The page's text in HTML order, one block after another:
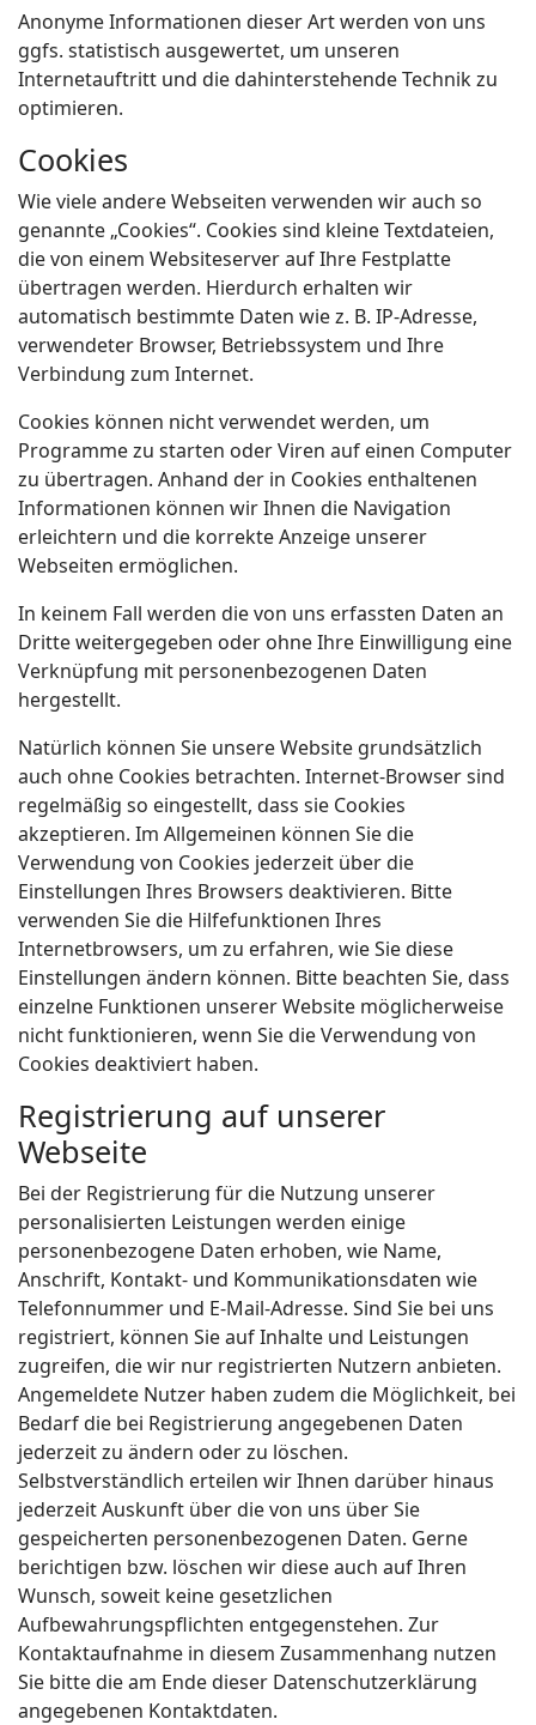
Anonyme Informationen dieser Art werden von uns
ggfs. statistisch ausgewertet, um unseren
Internetauftritt und die dahinterstehende Technik zu
optimieren.
Cookies
Wie viele andere Webseiten verwenden wir auch so
genannte „Cookies“. Cookies sind kleine Textdateien,
die von einem Websiteserver auf Ihre Festplatte
übertragen werden. Hierdurch erhalten wir
automatisch bestimmte Daten wie z. B. IP-Adresse,
verwendeter Browser, Betriebssystem und Ihre
Verbindung zum Internet.
Cookies können nicht verwendet werden, um
Programme zu starten oder Viren auf einen Computer
zu übertragen. Anhand der in Cookies enthaltenen
Informationen können wir Ihnen die Navigation
erleichtern und die korrekte Anzeige unserer
Webseiten ermöglichen.
In keinem Fall werden die von uns erfassten Daten an
Dritte weitergegeben oder ohne Ihre Einwilligung eine
Verknüpfung mit personenbezogenen Daten
hergestellt.
Natürlich können Sie unsere Website grundsätzlich
auch ohne Cookies betrachten. Internet-Browser sind
regelmäßig so eingestellt, dass sie Cookies
akzeptieren. Im Allgemeinen können Sie die
Verwendung von Cookies jederzeit über die
Einstellungen Ihres Browsers deaktivieren. Bitte
verwenden Sie die Hilfefunktionen Ihres
Internetbrowsers, um zu erfahren, wie Sie diese
Einstellungen ändern können. Bitte beachten Sie, dass
einzelne Funktionen unserer Website möglicherweise
nicht funktionieren, wenn Sie die Verwendung von
Cookies deaktiviert haben.
Registrierung auf unserer
Webseite
Bei der Registrierung für die Nutzung unserer
personalisierten Leistungen werden einige
personenbezogene Daten erhoben, wie Name,
Anschrift, Kontakt- und Kommunikationsdaten wie
Telefonnummer und E-Mail-Adresse. Sind Sie bei uns
registriert, können Sie auf Inhalte und Leistungen
zugreifen, die wir nur registrierten Nutzern anbieten.
Angemeldete Nutzer haben zudem die Möglichkeit, bei
Bedarf die bei Registrierung angegebenen Daten
jederzeit zu ändern oder zu löschen.
Selbstverständlich erteilen wir Ihnen darüber hinaus
jederzeit Auskunft über die von uns über Sie
gespeicherten personenbezogenen Daten. Gerne
berichtigen bzw. löschen wir diese auch auf Ihren
Wunsch, soweit keine gesetzlichen
Aufbewahrungspflichten entgegenstehen. Zur
Kontaktaufnahme in diesem Zusammenhang nutzen
Sie bitte die am Ende dieser Datenschutzerklärung
angegebenen Kontaktdaten.